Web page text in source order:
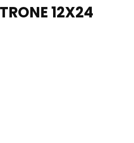
12X24